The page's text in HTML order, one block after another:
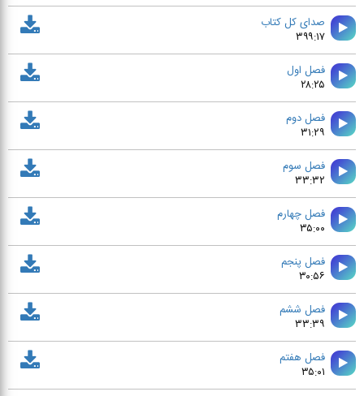
صدای کل کتاب
۳۹۹:۱۷
فصل اول
۲۸:۲۵
فصل دوم
۳۱:۲۹
فصل سوم
۳۳:۳۲
فصل چهارم
۳۵:۰۰
فصل پنجم
۳۰:۵۶
فصل ششم
۳۳:۳۹
فصل هفتم
۳۵:۰۱